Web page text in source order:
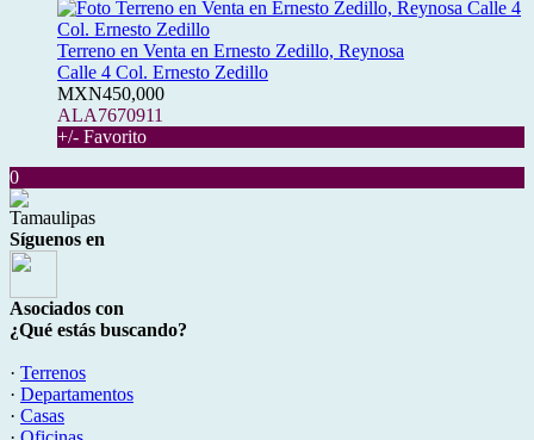
Terreno en Venta en Ernesto Zedillo, Reynosa
Calle 4 Col. Ernesto Zedillo
MXN450,000
ALA7670911
+/- Favorito
0
Tamaulipas
Síguenos en
Asociados con
¿Qué estás buscando?
· Terrenos
· Departamentos
· Casas